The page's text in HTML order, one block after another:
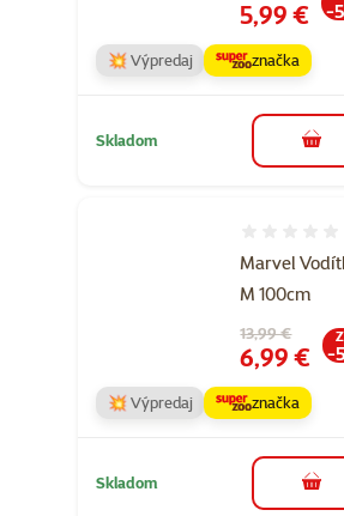
Cena
5,99 € -
💥 Výpredaj značka
Skladom do
Marvel
M 100cm
Pôvodná cena
13,99 €
Cena
6,99 € -
💥 Výpredaj značka
Skladom do